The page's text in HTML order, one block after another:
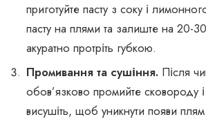
приготуйте пасту з соку і
пасту на плями та залиште на 20-
акуратно протріть губкою.
Промивання та сушіння. Після
обов’язково промийте сковороду
висушіть, щоб уникнути появи